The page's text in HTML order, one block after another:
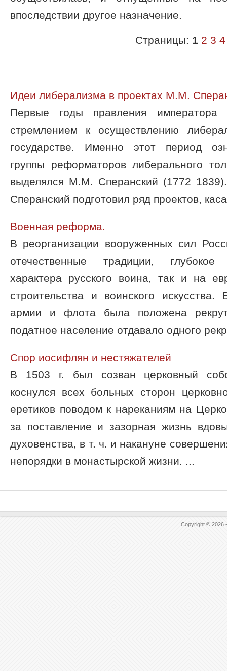
впоследствии другое назначение.
Страницы: 1 2 3 4
Идеи либерализма в проектах М.М.
Первые годы правления императора
стремлением к осуществлению
государстве. Именно этот период
группы реформаторов либерального
выделялся М.М. Сперанский (1772
Сперанский подготовил ряд проектов,
Военная реформа.
В реорганизации вооруженных сил
отечественные традиции, глубокое
характера русского воина, так и на
строительства и воинского искусства.
армии и флота была положена
податное население отдавало одного
Спор иосифлян и нестяжателей
В 1503 г. был созван церковный
коснулся всех больных сторон
еретиков поводом к нареканиям на
за поставление и зазорная жизнь
духовенства, в т. ч. и накануне
непорядки в монастырской жизни. ...
Copyright © 2026